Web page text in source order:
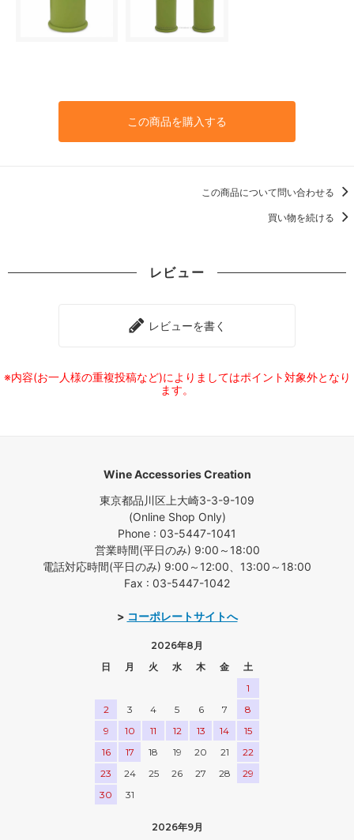
この商品を購入する
この商品について問い合わせる
買い物を続ける
レビュー
レビューを書く
※内容(お一人様の重複投稿など)によりましてはポイント対象外となり
ます。
Wine Accessories Creation
東京都品川区上大崎3-3-9-109
(Online Shop Only)
Phone : 03-5447-1041
営業時間(平日のみ) 9:00～18:00
電話対応時間(平日のみ) 9:00～12:00、13:00～18:00
Fax : 03-5447-1042
> コーポレートサイトへ
2026年8月
日
月 火 水 木 金
土
1
2
3 4 5 6 7
8
9
10 11 12 13 14
15
16
17 18 19 20 21
22
23
24 25 26 27 28
29
30
31
2026年9月